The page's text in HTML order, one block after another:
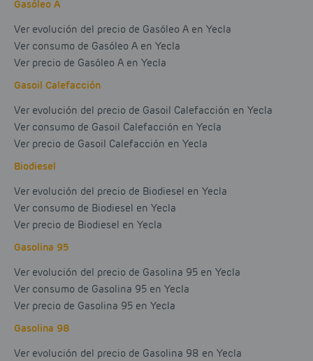
Gasóleo A
Ver evolución del precio de Gasóleo A en Yecla
Ver consumo de Gasóleo A en Yecla
Ver precio de Gasóleo A en Yecla
Gasoil Calefacción
Ver evolución del precio de Gasoil Calefacción en Yecla
Ver consumo de Gasoil Calefacción en Yecla
Ver precio de Gasoil Calefacción en Yecla
Biodiesel
Ver evolución del precio de Biodiesel en Yecla
Ver consumo de Biodiesel en Yecla
Ver precio de Biodiesel en Yecla
Gasolina 95
Ver evolución del precio de Gasolina 95 en Yecla
Ver consumo de Gasolina 95 en Yecla
Ver precio de Gasolina 95 en Yecla
Gasolina 98
Ver evolución del precio de Gasolina 98 en Yecla